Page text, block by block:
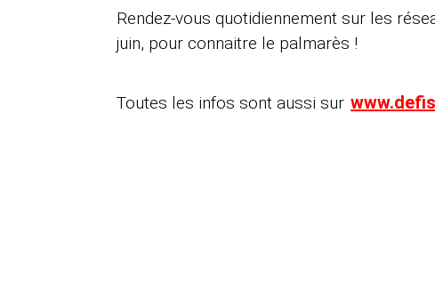
Rendez-vous quotidiennement sur les
juin, pour connaitre le palmarès !
Toutes les infos sont aussi sur